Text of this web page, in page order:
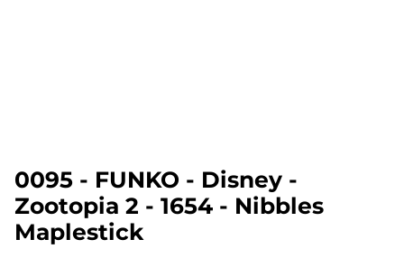
0095 - FUNKO - Disney -
Zootopia 2 - 1654 - Nibbles
Maplestick